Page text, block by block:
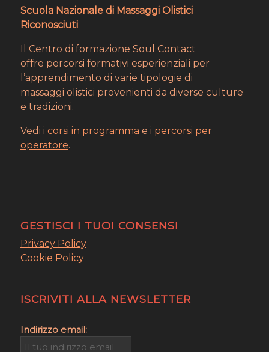
Scuola Nazionale di Massaggi Olistici
Riconosciuti
Il Centro di formazione Soul Contact
offre percorsi formativi esperienziali per
l’apprendimento di varie tipologie di
massaggi olistici provenienti da diverse culture
e tradizioni.
Vedi i corsi in programma e i percorsi per
operatore.
GESTISCI I TUOI CONSENSI
Privacy Policy
Cookie Policy
ISCRIVITI ALLA NEWSLETTER
Indirizzo email: